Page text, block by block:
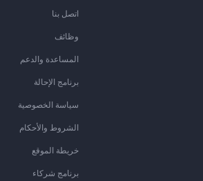
اتصل بنا
وظائف
المساعدة والدعم
برنامج الإحالة
سياسة الخصوصية
الشروط والأحكام
خريطة الموقع
برنامج شركاء